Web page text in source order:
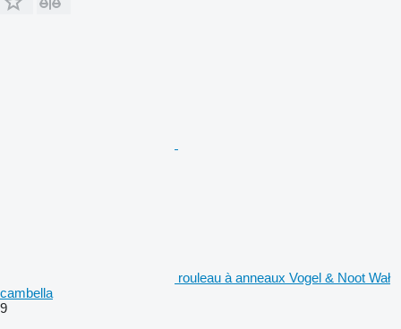
rouleau à anneaux Vogel & Noot Wał
cambella
9